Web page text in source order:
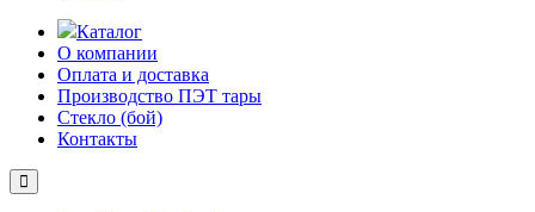
Каталог
О компании
Оплата и доставка
Производство ПЭТ тары
Стекло (бой)
Контакты